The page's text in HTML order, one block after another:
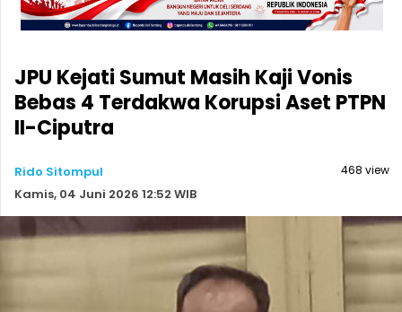
JPU Kejati Sumut Masih Kaji Vonis
Bebas 4 Terdakwa Korupsi Aset PTPN
II-Ciputra
Rido Sitompul
Kamis, 04 Juni 2026 12:52 WIB
468 view